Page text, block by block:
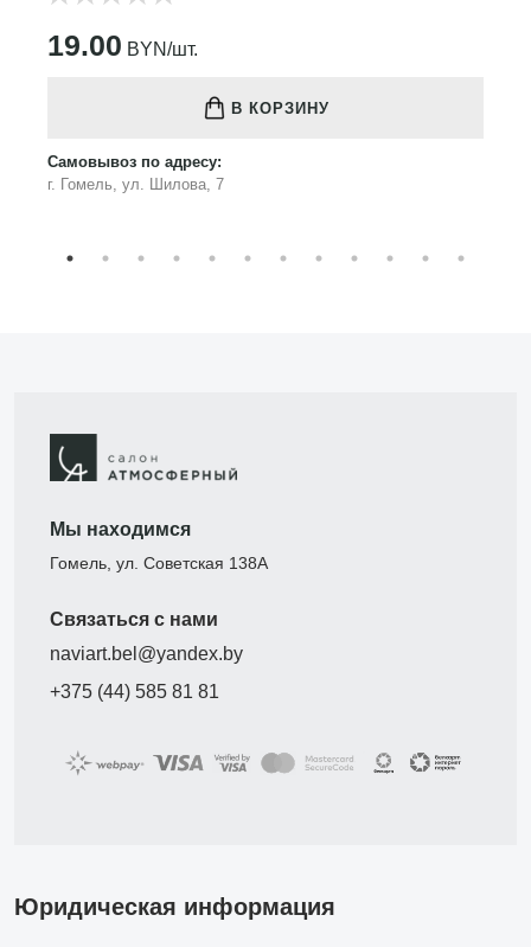
19.00 BYN/шт.
В КОРЗИНУ
Самовывоз по адресу:
г. Гомель, ул. Шилова, 7
Мы находимся
Гомель, ул. Советская 138А
Связаться с нами
naviart.bel@yandex.by
+375 (44) 585 81 81
Юридическая информация